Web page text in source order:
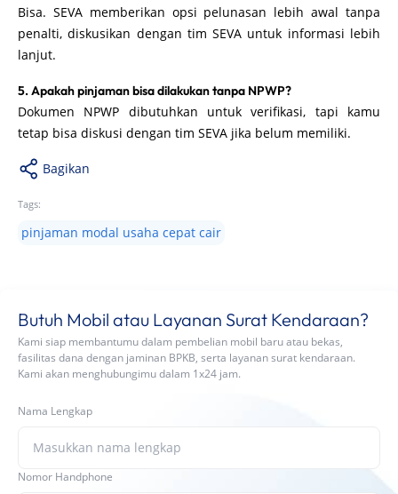
Bisa. SEVA memberikan opsi pelunasan lebih awal tanpa
penalti, diskusikan dengan tim SEVA untuk informasi lebih
lanjut.
5. Apakah pinjaman bisa dilakukan tanpa NPWP?
Dokumen NPWP dibutuhkan untuk verifikasi, tapi kamu
tetap bisa diskusi dengan tim SEVA jika belum memiliki.
Bagikan
Tags:
pinjaman modal usaha cepat cair
Butuh Mobil atau Layanan Surat Kendaraan?
Kami siap membantumu dalam pembelian mobil baru atau bekas,
fasilitas dana dengan jaminan BPKB, serta layanan surat kendaraan.
Kami akan menghubungimu dalam 1x24 jam.
Nama Lengkap
Nomor Handphone